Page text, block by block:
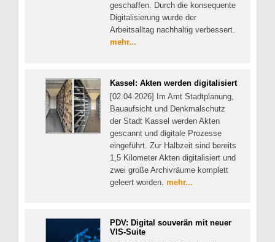
geschaffen. Durch die konsequente
Digitalisierung wurde der
Arbeitsalltag nachhaltig verbessert.
mehr...
Kassel: Akten werden digitalisiert
[02.04.2026] Im Amt Stadtplanung,
Bauaufsicht und Denkmalschutz
der Stadt Kassel werden Akten
gescannt und digitale Prozesse
eingeführt. Zur Halbzeit sind bereits
1,5 Kilometer Akten digitalisiert und
zwei große Archivräume komplett
geleert worden. mehr...
PDV: Digital souverän mit neuer
VIS-Suite